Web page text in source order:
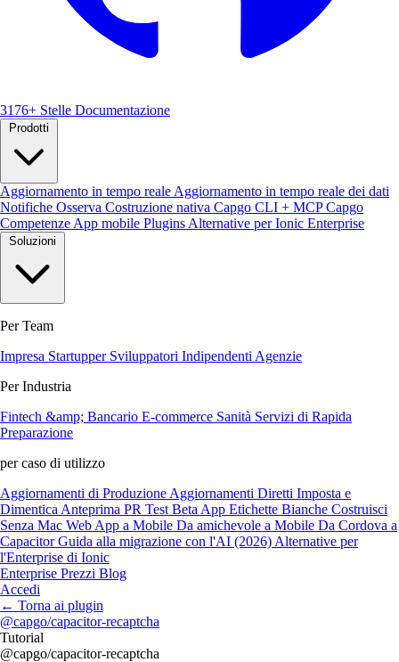
3176+ Stelle Documentazione
Prodotti
Aggiornamento in tempo reale Aggiornamento in tempo reale dei dati
Notifiche Osserva Costruzione nativa Capgo CLI + MCPCapgo
Competenze App mobile Plugins Alternative per Ionic Enterprise
Soluzioni
Per Team
Impresa Startupper Sviluppatori Indipendenti Agenzie
Per Industria
Fintech &amp; Bancario E-commerce Sanità Servizi di Rapida
Preparazione
per caso di utilizzo
Aggiornamenti di Produzione Aggiornamenti Diretti Imposta e
Dimentica Anteprima PR Test Beta App Etichette Bianche Costruisci
Senza Mac Web App a Mobile Da amichevole a Mobile Da Cordova a
CapacitorGuida alla migrazione con l'AI (2026) Alternative per
l'Enterprise di Ionic
Enterprise Prezzi Blog
Accedi
← Torna ai plugin
@capgo/capacitor-recaptcha
Tutorial
@capgo/capacitor-recaptcha